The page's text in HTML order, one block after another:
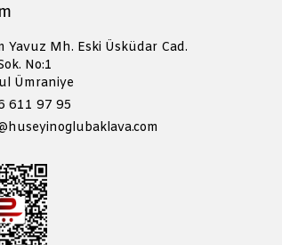
Yavuz Mh. Eski Üsküdar Cad.
No:1
Ümraniye
611 97 95